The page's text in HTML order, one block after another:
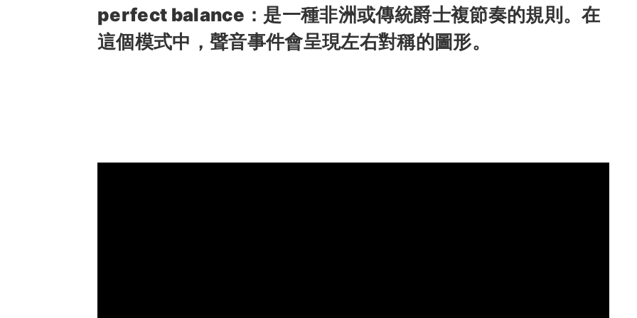
perfect balance ：是一種非洲或傳統爵士複節奏的規則。在
這個模式中，聲音事件會呈現左右對稱的圖形。